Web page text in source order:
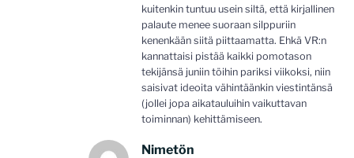
kuitenkin tuntuu usein siltä, että kirjallinen
palaute menee suoraan silppuriin
kenenkään siitä piittaamatta. Ehkä VR:n
kannattaisi pistää kaikki pomotason
tekijänsä juniin töihin pariksi viikoksi, niin
saisivat ideoita vähintäänkin viestintänsä
(jollei jopa aikatauluihin vaikuttavan
toiminnan) kehittämiseen.
Nimetön